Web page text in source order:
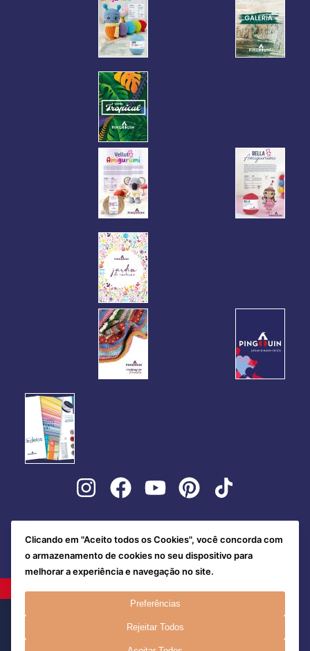
Clicando em "Aceito todos os Cookies", você concorda com
o armazenamento de cookies no seu dispositivo para
melhorar a experiência e navegação no site.
Preferências
Rejeitar Todos